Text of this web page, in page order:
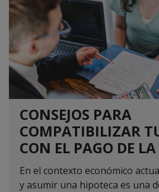
CONSEJOS PARA
COMPATIBILIZAR
CON EL PAGO DE
En el contexto económico
y asumir una hipoteca es una